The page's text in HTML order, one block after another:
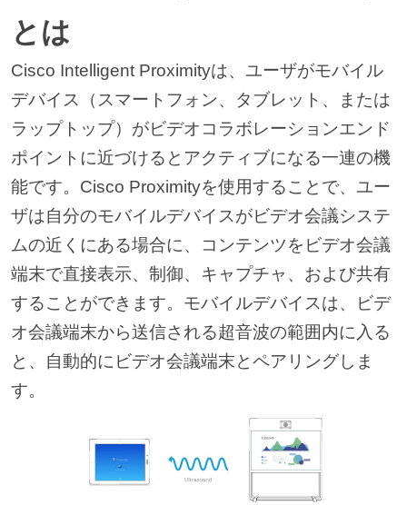
とは
Cisco Intelligent Proximityは、ユーザがモバイル
デバイス（スマートフォン、タブレット、または
ラップトップ）がビデオコラボレーションエンド
ポイントに近づけるとアクティブになる一連の機
能です。 Cisco Proximityを使用することで、ユー
ザは自分のモバイルデバイスがビデオ会議システ
ムの近くにある場合に、コンテンツをビデオ会議
端末で直接表示、制御、キャプチャ、および共有
することができます。 モバイルデバイスは、ビデ
オ会議端末から送信される超音波の範囲内に入る
と、自動的にビデオ会議端末とペアリングしま
す。